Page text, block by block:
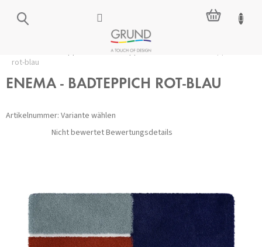
Inhalt
springen
Alle Teppiche
rot-blau
ENEMA - BADTEPPICH ROT-BLAU
Artikelnummer: Variante wählen
Die
durchschnittliche
Nicht bewertetBewertungsdetails